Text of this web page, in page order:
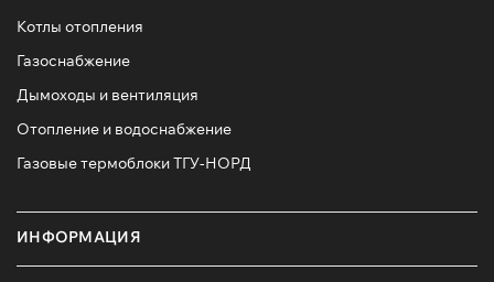
Котлы отопления
Газоснабжение
Дымоходы и вентиляция
Отопление и водоснабжение
Газовые термоблоки ТГУ-НОРД
ИНФОРМАЦИЯ